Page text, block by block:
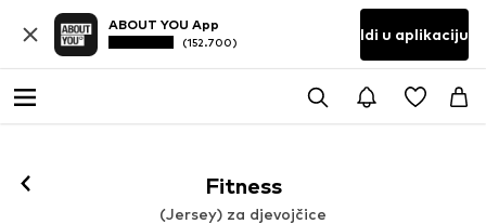
ABOUT YOU App
(152.700) Idi u aplikaciju
Fitness
(Jersey) za djevojčice